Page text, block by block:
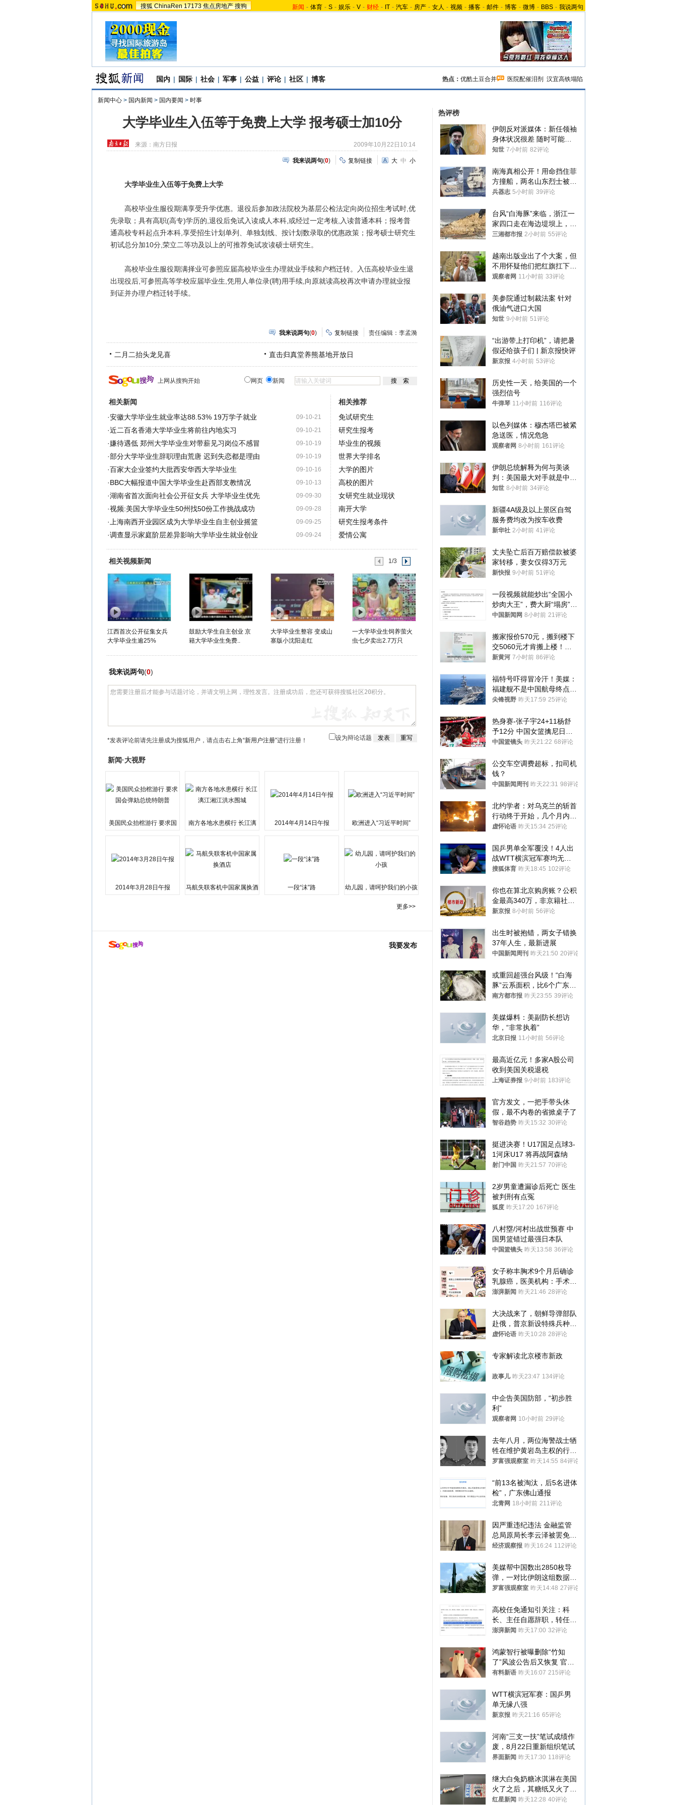
搜狐 ChinaRen 17173 焦点房地产 搜狗 新闻 - 体育 - S - 娱乐 - V - 财经 - IT - 汽车 - 房产 - 女人 - 视频 - 播客 - 邮件 - 博客 - 微博 - BBS - 我说两句
国内 | 国际 | 社会 | 军事 | 公益 | 评论 | 社区 | 博客 热点： 优酷土豆合并 医院配催泪剂 汉宜高铁塌陷
新闻中心 > 国内新闻 > 国内要闻 > 时事
大学毕业生入伍等于免费上大学 报考硕士加10分
来源：南方日报 2009年10月22日10:14
我来说两句(0) 复制链接 大 中 小
大学毕业生入伍等于免费上大学
高校毕业生服役期满享受升学优惠。退役后参加政法院校为基层公检法定向岗位招生考试时,优
先录取；具有高职(高专)学历的,退役后免试入读成人本科,或经过一定考核,入读普通本科；报考普
通高校专科起点升本科,享受招生计划单列、单独划线、按计划数录取的优惠政策；报考硕士研究生
初试总分加10分,荣立二等功及以上的可推荐免试攻读硕士研究生。
高校毕业生服役期满择业可参照应届高校毕业生办理就业手续和户档迁转。入伍高校毕业生退
出现役后,可参照高等学校应届毕业生,凭用人单位录(聘)用手续,向原就读高校再次申请办理就业报
到证并办理户档迁转手续。
我来说两句(0) 复制链接 责任编辑：李孟漪
二月二抬头龙见喜 直击归真堂养熊基地开放日
上网从搜狗开始 网页 新闻
相关新闻
09-10-21
·安徽大学毕业生就业率达88.53% 19万学子就业
09-10-21
·近二百名香港大学毕业生将前往内地实习
09-10-19
·嫌待遇低 郑州大学毕业生对带薪见习岗位不感冒
09-10-19
·部分大学毕业生辞职理由荒唐 迟到失恋都是理由
09-10-16
·百家大企业签约大批西安华西大学毕业生
09-10-13
·BBC大幅报道中国大学毕业生赴西部支教情况
09-09-30
·湖南省首次面向社会公开征女兵 大学毕业生优先
09-09-28
·视频:美国大学毕业生50州找50份工作挑战成功
09-09-25
· 上海南西开业园区成为大学毕业生自主创业摇篮
09-09-24
·调查显示家庭阶层差异影响大学毕业生就业创业
相关推荐
免试研究生
研究生报考
毕业生的视频
世界大学排名
大学的图片
高校的图片
女研究生就业现状
南开大学
研究生报考条件
爱情公寓
相关视频新闻 1/3
江西首次公开征集女兵
大学毕业生逾25%
鼓励大学生自主创业 京
籍大学毕业生免费..
大学毕业生整容 变成山
寨版小沈阳走红
一大学毕业生饲养萤火
虫七夕卖出2.7万只
我来说两句(0)
*发表评论前请先注册成为搜狐用户，请点击右上角“新用户注册”进行注册！ 设为辩论话题
新闻·大视野
美国民众抬棺游行 要求国
南方各地水患横行 长江漓
2014年4月14日午报 欧洲进入“习近平时间”
2014年3月28日午报
马航失联客机中国家属换酒
一段“沫”路 幼儿园，请呵护我们的小孩
更多>>
我要发布
热评榜
伊朗反对派媒体：新任领袖
身体状况很差 随时可能离
世
知世 7小时前 82评论
南海真相公开！用命挡住菲
方撞船，两名山东烈士被授
武警最高荣誉
兵器志 5小时前 39评论
台风“白海豚”来临，浙江一
家四口走在海边堤坝上，其
中9岁男孩被巨浪卷入海
三湘都市报 2小时前 55评论
越南出版业出了个大案，但
不用怀疑他们把红旗扛下去
的决心
观察者网 11小时前 33评论
美参院通过制裁法案 针对
俄油气进口大国
知世 9小时前 51评论
“出游带上打印机”，请把暑
假还给孩子们 | 新京报快评
新京报 4小时前 53评论
历史性一天，给美国的一个
强烈信号
牛弹琴 11小时前 116评论
以色列媒体：穆杰塔巴被紧
急送医，情况危急
观察者网 8小时前 161评论
伊朗总统解释为何与美谈
判：美国最大对手就是中
国，但他们也在对话
知世 8小时前 34评论
新疆4A级及以上景区自驾
服务费均改为按车收费
新华社 2小时前 41评论
丈夫坠亡后百万赔偿款被婆
家转移，妻女仅得3万元
新快报 9小时前 51评论
一段视频就能炒出“全国小
炒肉大王”，费大厨“塌房”了
吗？
中国新闻网 8小时前 21评论
搬家报价570元，搬到楼下
交5060元才肯搬上楼！女
子傻眼了……
新黄河 7小时前 86评论
福特号吓得冒冷汗！美媒：
福建舰不是中国航母终点，
而是新起点！
尖锋视野 昨天17:59 25评论
热身赛-张子宇24+11杨舒
予12分 中国女篮擒尼日利
亚
中国篮镜头 昨天21:22 68评论
公交车空调费超标，扣司机
钱？
中国新闻周刊 昨天22:31 98评论
北约学者：对乌克兰的斩首
行动终于开始，几个月内乌
将投降
虚怀论语 昨天15:34 25评论
国乒男单全军覆没！4人出
战WTT横滨冠军赛均无缘
八强
搜狐体育 昨天18:45 102评论
你也在算北京购房账？公积
金最高340万，非京籍社保
1年
新京报 8小时前 56评论
出生时被抱错，两女子错换
37年人生，最新进展
中国新闻周刊 昨天21:50 20评论
或重回超强台风级！“白海
豚”云系面积，比6个广东还
大！深圳官方：注意这件事
南方都市报 昨天23:55 39评论
美媒爆料：美副防长想访
华，“非常执着”
北京日报 11小时前 56评论
最高近亿元！多家A股公司
收到美国关税退税
上海证券报 9小时前 183评论
官方发文，一把手带头休
假，最不内卷的省掀桌子了
智谷趋势 昨天15:32 30评论
挺进决赛！U17国足点球3-
1河床U17 将再战阿森纳
射门中国 昨天21:57 70评论
2岁男童遭漏诊后死亡 医生
被判刑有点冤
狐度 昨天17:20 167评论
八村塁/河村出战世预赛 中
国男篮错过最强日本队
中国篮镜头 昨天13:58 36评论
女子称丰胸术9个月后确诊
乳腺癌，医美机构：手术不
可能引发癌症，建议走司法
澎湃新闻 昨天21:46 28评论
大决战来了，朝鲜导弹部队
赴俄，普京新设特殊兵种，
76岁老将扛旗
虚怀论语 昨天10:28 28评论
专家解读北京楼市新政
政事儿 昨天23:47 134评论
中企告美国防部，“初步胜
利”
观察者网 10小时前 29评论
去年八月，两位海警战士牺
牲在维护黄岩岛主权的行动
中
罗富强观察室 昨天14:55 84评论
“前13名被淘汰，后5名进体
检”，广东佛山通报
北青网 18小时前 211评论
因严重违纪违法 金融监管
总局原局长李云泽被罢免全
国人大代表
经济观察报 昨天16:24 112评论
美媒帮中国数出2850枚导
弹，一对比伊朗这组数据，
发现出大事了
罗富强观察室 昨天14:48 27评论
高校任免通知引关注：科
长、主任自愿辞职，转任思
政辅导员
澎湃新闻 昨天17:00 32评论
鸿蒙智行被曝删除“竹知
了”风波公告后又恢复 官媒
曾力挺：劝华为要大度的，
有料新语 昨天16:07 215评论
WTT横滨冠军赛：国乒男
单无缘八强
新京报 昨天21:16 65评论
河南“三支一扶”笔试成绩作
废，8月22日重新组织笔试
界面新闻 昨天17:30 118评论
继大白兔奶糖冰淇淋在美国
火了之后，其糖纸又火了！
海外博主盛赞：平面设计经
红星新闻 昨天12:28 40评论